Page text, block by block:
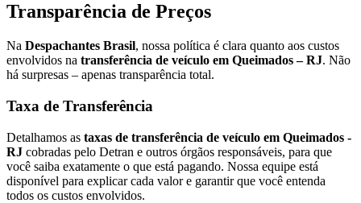
Transparência de Preços
Na Despachantes Brasil, nossa política é clara quanto aos custos
envolvidos na transferência de veículo em Queimados – RJ. Não
há surpresas – apenas transparência total.
Taxa de Transferência
Detalhamos as taxas de transferência de veículo em Queimados -
RJ cobradas pelo Detran e outros órgãos responsáveis, para que
você saiba exatamente o que está pagando. Nossa equipe está
disponível para explicar cada valor e garantir que você entenda
todos os custos envolvidos.